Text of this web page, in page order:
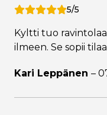
5/5
Kyltti tuo
ilmeen. Se sopii
Kari Leppänen –